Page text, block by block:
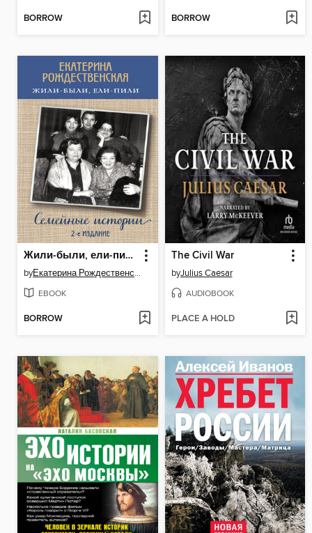
BORROW BORROW
Жили-были, ели-пили. Семейные истории
by Екатерина Рождественская
EBOOK
BORROW
The Civil War
byJulius Caesar
AUDIOBOOK
PLACE A HOLD